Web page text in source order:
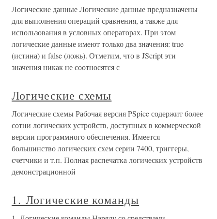
Логические данные Логические данные предназначены
для выполнения операций сравнения, а также для
использования в условных операторах. При этом
логические данные имеют только два значения: true
(истина) и false (ложь). Отметим, что в JScript эти
значения никак не соотносятся с
Логические схемы
Логические схемы Рабочая версия PSpice содержит более
сотни логических устройств, доступных в коммерческой
версии программного обеспечения. Имеется
большинство логических схем серии 7400, триггеры,
счетчики и т.п. Полная распечатка логических устройств
демонстрационной
1. Логические команды